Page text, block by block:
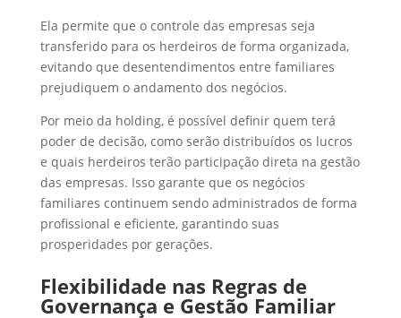
Ela permite que o controle das empresas seja
transferido para os herdeiros de forma organizada,
evitando que desentendimentos entre familiares
prejudiquem o andamento dos negócios.
Por meio da holding, é possível definir quem terá
poder de decisão, como serão distribuídos os lucros
e quais herdeiros terão participação direta na gestão
das empresas. Isso garante que os negócios
familiares continuem sendo administrados de forma
profissional e eficiente, garantindo suas
prosperidades por gerações.
Flexibilidade nas Regras de
Governança e Gestão Familiar